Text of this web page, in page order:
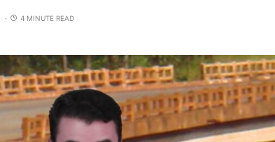
4 MINUTE READ